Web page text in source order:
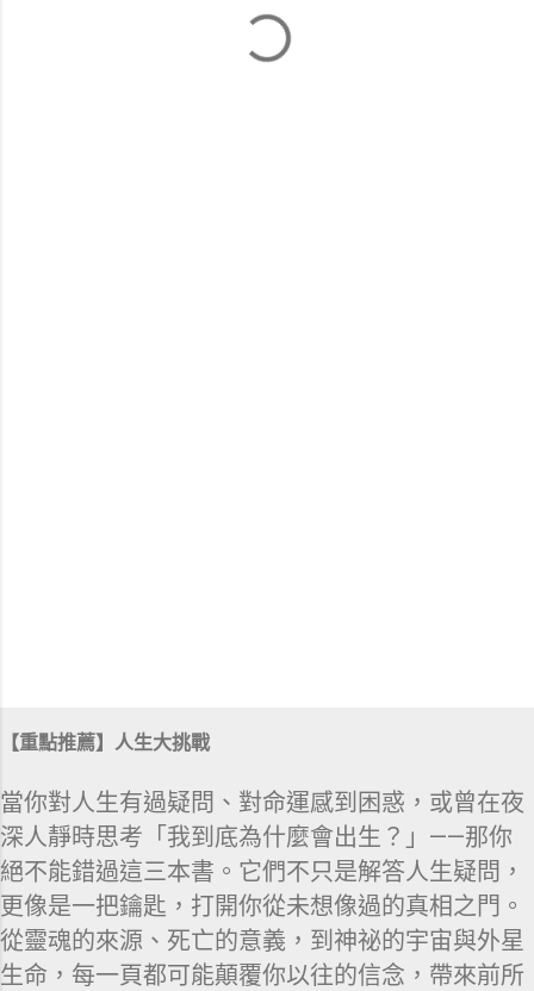
【重點推薦】人生大挑戰
當你對人生有過疑問、對命運感到困惑，或曾在夜
深人靜時思考「我到底為什麼會出生？」——那你
絕不能錯過這三本書。它們不只是解答人生疑問，
更像是一把鑰匙，打開你從未想像過的真相之門。
從靈魂的來源、死亡的意義，到神祕的宇宙與外星
生命，每一頁都可能顛覆你以往的信念，帶來前所